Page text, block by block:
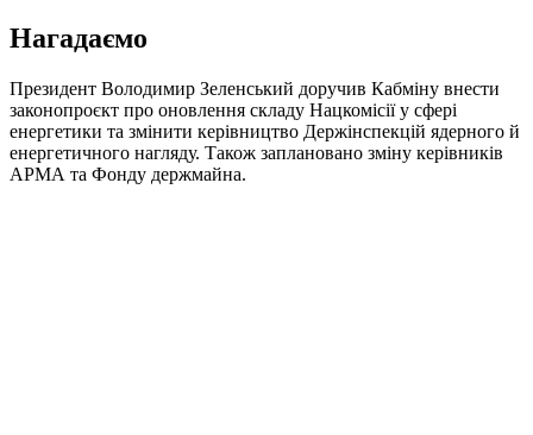
Нагадаємо
Президент Володимир Зеленський доручив Кабміну внести
законопроєкт про оновлення складу Нацкомісії у сфері
енергетики та змінити керівництво Держінспекцій ядерного й
енергетичного нагляду. Також заплановано зміну керівників
АРМА та Фонду держмайна.